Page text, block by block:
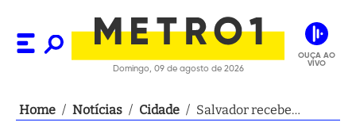
Domingo, 09 de agosto de 2026
OUÇA AO
VIVO
Home / Notícias / Cidade / Salvador recebe